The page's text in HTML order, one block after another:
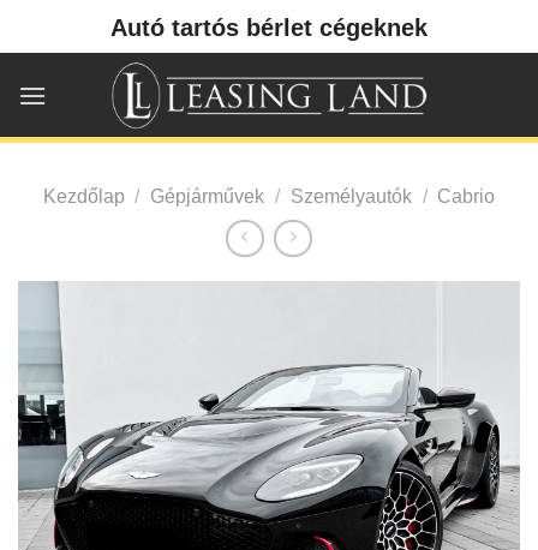
Autó tartós bérlet cégeknek
Kezdőlap / Gépjárművek / Személyautók / Cabrio